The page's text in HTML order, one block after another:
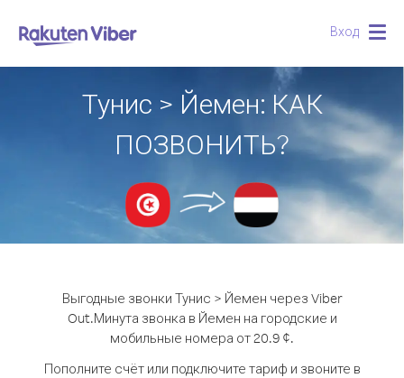
Вход
Тунис > Йемен: КАК
ПОЗВОНИТЬ?
Выгодные звонки Тунис > Йемен через Viber
Out.Минута звонка в Йемен на городские и
мобильные номера от 20.9 ¢.
Пополните счёт или подключите тариф и звоните в